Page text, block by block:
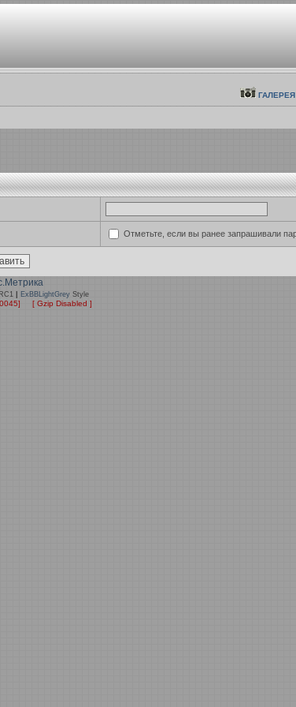
ГАЛЕРЕЯ
Отметьте, если вы ранее запрашивали
ExBBLightGrey Style
[ Gzip Disabled ]